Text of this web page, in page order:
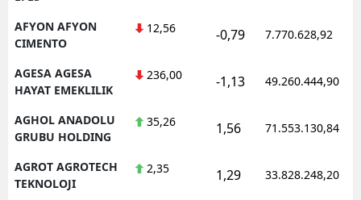
AFYON AFYON
CIMENTO
12,56 -0,79 7.770.628,92
AGESA AGESA
HAYAT EMEKLILIK
236,00 -1,13 49.260.444,90
AGHOL ANADOLU
GRUBU HOLDING
35,26 1,56 71.553.130,84
AGROT AGROTECH
TEKNOLOJI
2,35 1,29 33.828.248,20